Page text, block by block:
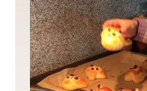
REIT- /
AUSRITTE
ANGEBOTE FÜR